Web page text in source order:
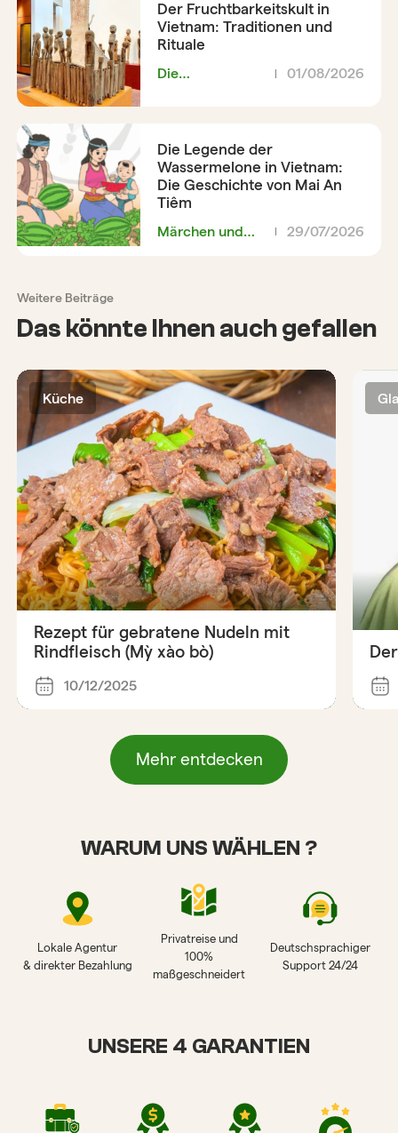
Der Fruchtbarkeitskult in
Vietnam: Traditionen und
Rituale
Die
01/08/2026
Die Legende der
Wassermelone in Vietnam:
Die Geschichte von Mai An
Tiêm
Märchen und
29/07/2026
Weitere Beiträge
Das könnte Ihnen auch gefallen
Küche
Rezept für gebratene Nudeln mit
Rindfleisch (Mỳ xào bò)
10/12/2025
Mehr entdecken
WARUM UNS WÄHLEN ?
Lokale Agentur
& direkter Bezahlung
Privatreise und
100%
maßgeschneidert
Deutschsprachiger
Support 24/24
UNSERE 4 GARANTIEN